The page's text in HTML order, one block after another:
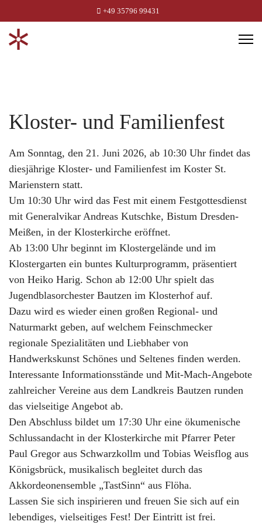
+49 35796 99431
Kloster- und Familienfest
Am Sonntag, den 21. Juni 2026, ab 10:30 Uhr findet das
diesjährige Kloster- und Familienfest im Koster St.
Marienstern statt.
Um 10:30 Uhr wird das Fest mit einem Festgottesdienst
mit Generalvikar Andreas Kutschke, Bistum Dresden-
Meißen, in der Klosterkirche eröffnet.
Ab 13:00 Uhr beginnt im Klostergelände und im
Klostergarten ein buntes Kulturprogramm, präsentiert
von Heiko Harig. Schon ab 12:00 Uhr spielt das
Jugendblasorchester Bautzen im Klosterhof auf.
Dazu wird es wieder einen großen Regional- und
Naturmarkt geben, auf welchem Feinschmecker
regionale Spezialitäten und Liebhaber von
Handwerkskunst Schönes und Seltenes finden werden.
Interessante Informationsstände und Mit-Mach-Angebote
zahlreicher Vereine aus dem Landkreis Bautzen runden
das vielseitige Angebot ab.
Den Abschluss bildet um 17:30 Uhr eine ökumenische
Schlussandacht in der Klosterkirche mit Pfarrer Peter
Paul Gregor aus Schwarzkollm und Tobias Weisflog aus
Königsbrück, musikalisch begleitet durch das
Akkordeonensemble „TastSinn“ aus Flöha.
Lassen Sie sich inspirieren und freuen Sie sich auf ein
lebendiges, vielseitiges Fest! Der Eintritt ist frei.